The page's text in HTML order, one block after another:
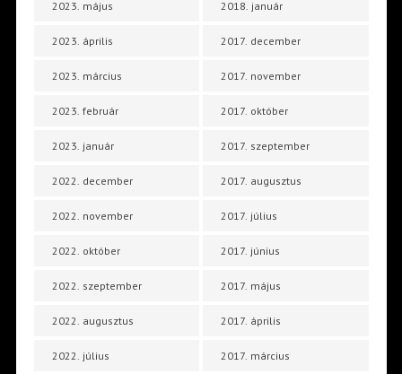
2023. május
2023. április
2023. március
2023. február
2023. január
2022. december
2022. november
2022. október
2022. szeptember
2022. augusztus
2022. július
2018. január
2017. december
2017. november
2017. október
2017. szeptember
2017. augusztus
2017. július
2017. június
2017. május
2017. április
2017. március